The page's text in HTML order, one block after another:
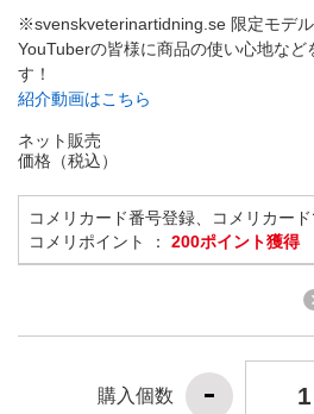
※svenskveterinartidning.se 限定モデル
YouTuberの皆様に商品の使い心地など
す！
紹介動画はこちら
ネット販売
価格（税込）
コメリカード番号登録、コメリカー
コメリポイント ： 200ポイント獲得
購入個数